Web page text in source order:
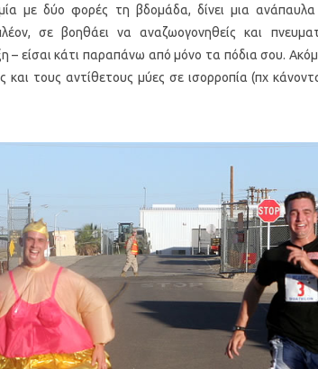
με δύο φορές τη βδομάδα, δίνει μια ανάπαυλα
σε βοηθάει να αναζωογονηθείς και
– είσαι κάτι παραπάνω από μόνο τα πόδια σου.
τους αντίθετους μύες σε ισορροπία (πχ